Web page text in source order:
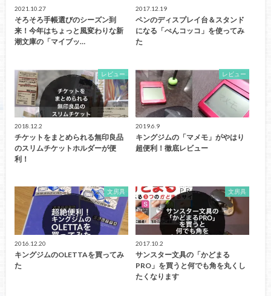
2021.10.27
そろそろ手帳選びのシーズン到
来！今年はちょっと風変わりな新
潮文庫の「マイブッ…
2017.12.19
ペンのディスプレイ台＆スタンド
になる「ぺんコッコ」を使ってみ
た
レビュー
2018.12.2
チケットをまとめられる無印良品
のスリムチケットホルダーが便
利！
レビュー
2019.6.9
キングジムの「マメモ」がやはり
超便利！徹底レビュー
文房具
2016.12.20
キングジムのOLETTAを買ってみ
た
文房具
2017.10.2
サンスター文具の「かどまる
PRO」を買うと何でも角を丸くし
たくなります